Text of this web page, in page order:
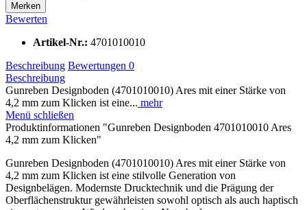
Merken
Bewerten
Artikel-Nr.: 4701010010
Beschreibung Bewertungen 0
Beschreibung
Gunreben Designboden (4701010010) Ares mit einer Stärke von
4,2 mm zum Klicken ist eine... mehr
Menü schließen
Produktinformationen "Gunreben Designboden 4701010010 Ares
4,2 mm zum Klicken"
Gunreben Designboden (4701010010) Ares mit einer Stärke von
4,2 mm zum Klicken ist eine stilvolle Generation von
Designbelägen. Modernste Drucktechnik und die Prägung der
Oberflächenstruktur gewährleisten sowohl optisch als auch haptisch